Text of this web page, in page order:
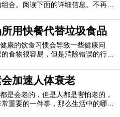
合。阅读下面的详细信息。不再需
保持在适当的位置。如果您执行减
是敌人。除了治疗宿醉，黑咖啡还
体重。另一方面，柠檬中富含维
用快餐代替垃圾食品
康的饮食习惯会导致一些健康问
食物很容易，但是消除错误的行为
不健康的食物会增加患糖尿病和心
食不健康也会随着时间的流逝而导
提高对因选择不健康食物而引起的
加速人体衰老
是会老的，但是人都是害怕老的，
重要的一件事，那么生活中的哪些